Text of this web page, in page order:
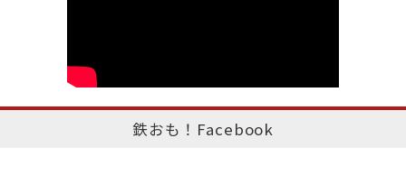
鉄おも！Facebook